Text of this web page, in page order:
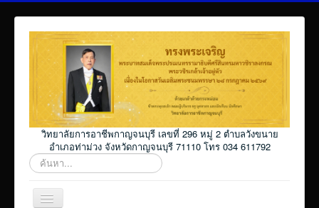
วิทยาลัยการอาชีพกาญจนบุรี เลขที่ 296 หมู่ 2 ตำบลวังขนาย
อำเภอท่าม่วง จังหวัดกาญจนบุรี 71110 โทร 034 611792
ค้นหา...
สลับ